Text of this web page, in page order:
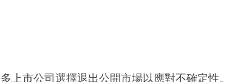
上市公司選擇退出公開市場以應對不確定性。